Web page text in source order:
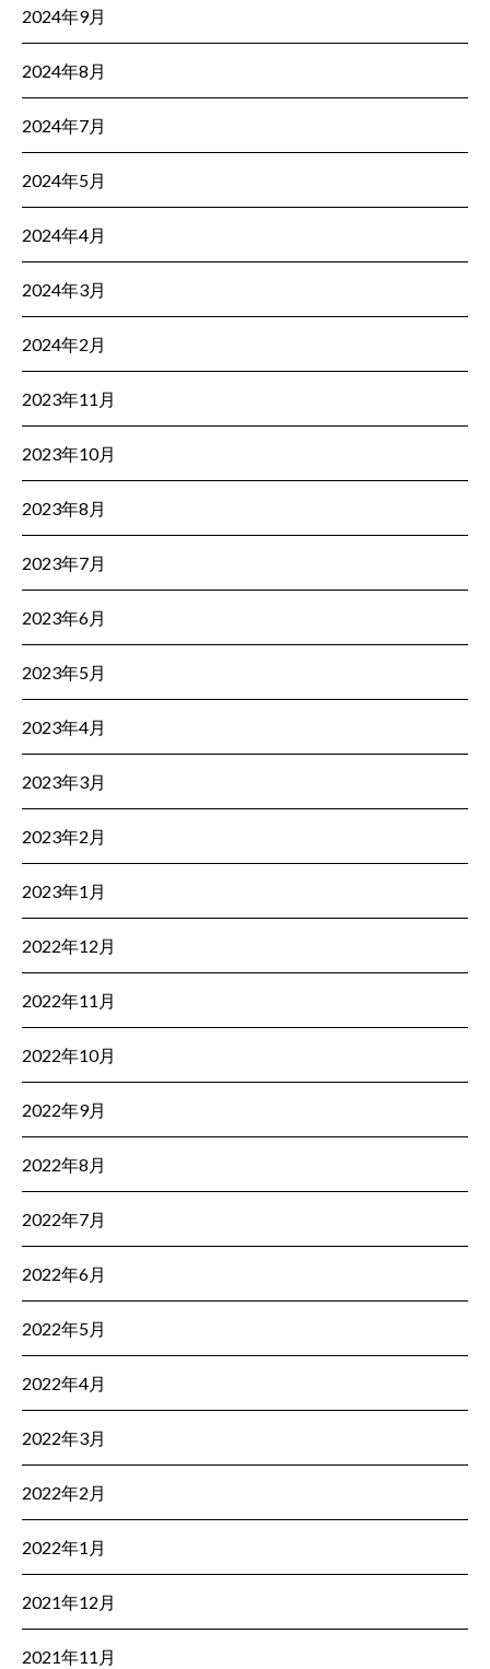
2024年9月
2024年8月
2024年7月
2024年5月
2024年4月
2024年3月
2024年2月
2023年11月
2023年10月
2023年8月
2023年7月
2023年6月
2023年5月
2023年4月
2023年3月
2023年2月
2023年1月
2022年12月
2022年11月
2022年10月
2022年9月
2022年8月
2022年7月
2022年6月
2022年5月
2022年4月
2022年3月
2022年2月
2022年1月
2021年12月
2021年11月